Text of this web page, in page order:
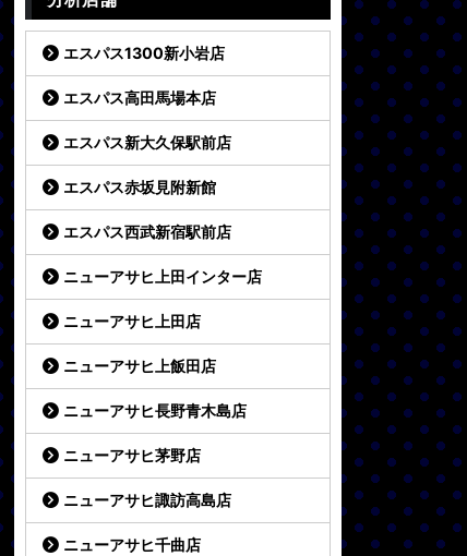
エスパス1300新小岩店
エスパス高田馬場本店
エスパス新大久保駅前店
エスパス赤坂見附新館
エスパス西武新宿駅前店
ニューアサヒ上田インター店
ニューアサヒ上田店
ニューアサヒ上飯田店
ニューアサヒ長野青木島店
ニューアサヒ茅野店
ニューアサヒ諏訪高島店
ニューアサヒ千曲店